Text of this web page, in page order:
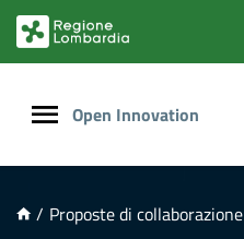
PRINCIPALE
Open Innovation
/ Proposte di collaborazione